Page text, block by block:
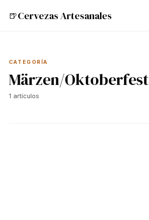
🍺Cervezas Artesanales
CATEGORÍA
Märzen/Oktoberfest
1 artículos